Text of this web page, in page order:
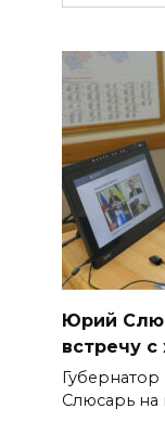
Юрий
встречу
Слюсарь на